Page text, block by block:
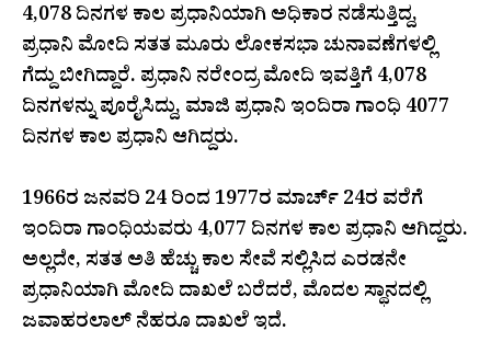
4,078 ದಿನಗಳ ಕಾಲ ಪ್ರಧಾನಿಯಾಗಿ ಅಧಿಕಾರ ನಡೆಸುತ್ತಿದ್ದ,
ಪ್ರಧಾನಿ ಮೋದಿ ಸತತ ಮೂರು ಲೋಕಸಭಾ ಚುನಾವಣೆಗಳಲ್ಲಿ
ಗೆದ್ದು ಬೀಗಿದ್ದಾರೆ.‌ ಪ್ರಧಾನಿ ನರೇಂದ್ರ ಮೋದಿ ಇವತ್ತಿಗೆ 4,078
ದಿನಗಳನ್ನು ಪೂರೈಸಿದ್ದು, ಮಾಜಿ ಪ್ರಧಾನಿ ಇಂದಿರಾ ಗಾಂಧಿ 4077
ದಿನಗಳ ಕಾಲ ಪ್ರಧಾನಿ ಆಗಿದ್ದರು.
1966ರ ಜನವರಿ 24 ರಿಂದ 1977ರ ಮಾರ್ಚ್ 24ರ ವರೆಗೆ
ಇಂದಿರಾ ಗಾಂಧಿಯವರು 4,077 ದಿನಗಳ ಕಾಲ ಪ್ರಧಾನಿ ಆಗಿದ್ದರು.
ಅಲ್ಲದೇ, ಸತತ ಅತಿ ಹೆಚ್ಚು ಕಾಲ ಸೇವೆ ಸಲ್ಲಿಸಿದ ಎರಡನೇ
ಪ್ರಧಾನಿಯಾಗಿ ಮೋದಿ ದಾಖಲೆ ಬರೆದರೆ, ಮೊದಲ ಸ್ಥಾನದಲ್ಲಿ
ಜವಾಹರಲಾಲ್ ನೆಹರೂ ದಾಖಲೆ ಇದೆ.